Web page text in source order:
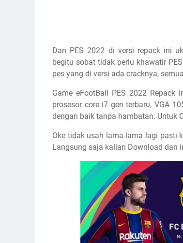
Dan PES 2022 di versi repack ini
begitu sobat tidak perlu khawatir
pes yang di versi ada cracknya,
Game eFootBall PES 2022
prosesor core i7 gen terbaru, VGA
dengan baik tanpa hambatan. Untuk
Oke tidak usah lama-lama lagi pasti
Langsung saja kalian Download dan